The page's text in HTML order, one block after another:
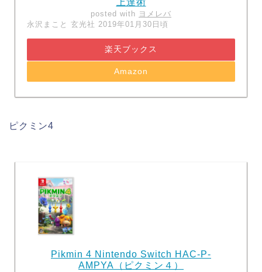
上達術
posted with ヨメレバ
永沢まこと 玄光社 2019年01月30日頃
楽天ブックス
Amazon
ピクミン4
Pikmin 4 Nintendo Switch HAC-P-
AMPYA（ピクミン４）